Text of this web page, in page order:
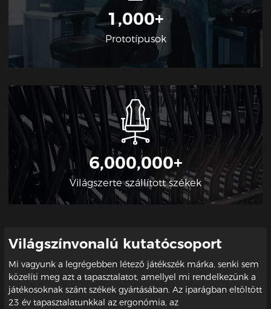
1,000+
Prototípusok
6,000,000+
Világszerte szállított székek
Világszínvonalú kutatócsoport
Mi vagyunk a legrégebben létező játékszék márka, senki sem
közelíti meg azt a tapasztalatot, amellyel mi rendelkezünk a
játékosoknak szánt székek gyártásában. Az iparágban eltöltött
23 év tapasztalatunkkal az ergonómia, az